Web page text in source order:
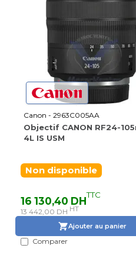
Canon - 2963C005AA
Objectif CANON RF24-
4L IS USM
Non disponible
16 130,40 DHTTC
13 442,00 DH HT
Ajouter au panier
Comparer